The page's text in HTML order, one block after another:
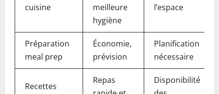
cuisine
meilleure
hygiène
l’espace
Préparation
meal prep
Économie,
prévision
Planification
nécessaire
Recettes
Repas
Disponibilité